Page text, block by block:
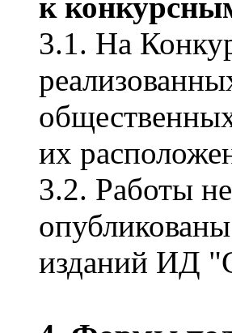
к
3.1. На
их
3.2. Работы
изданий ИД